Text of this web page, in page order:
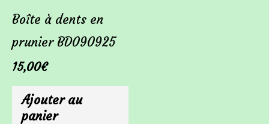
Boîte à dents en
prunier BD090925
15,00€
Ajouter au
panier